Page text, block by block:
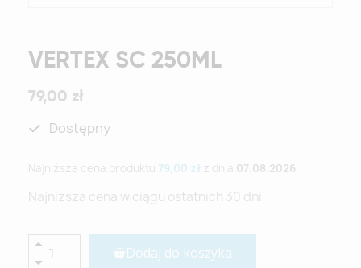
VERTEX SC 250ML
79,00 zł
Dostępny
Najniższa cena produktu 79,00 zł z dnia 07.08.2026
Najniższa cena w ciągu ostatnich 30 dni
Dodaj do koszyka